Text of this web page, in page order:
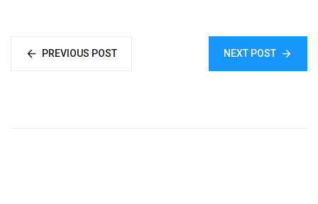
PREVIOUS POST NEXT POST